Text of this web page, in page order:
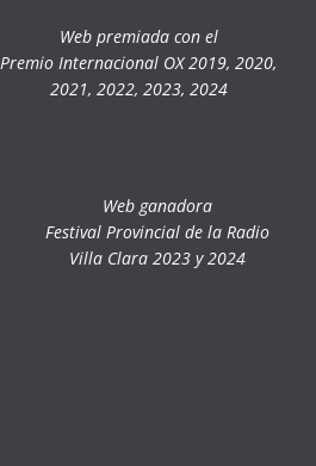
Web premiada con el
Premio Internacional OX 2019, 2020,
2021, 2022, 2023, 2024
Web ganadora
Festival Provincial de la Radio
Villa Clara 2023 y 2024